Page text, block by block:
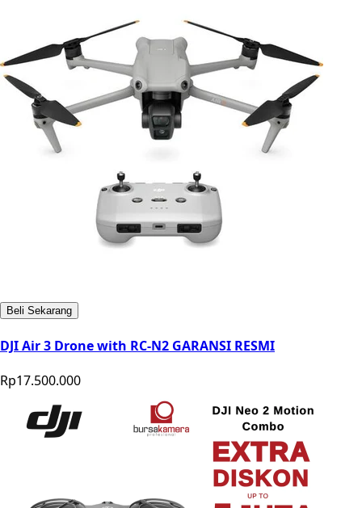
Beli Sekarang
DJI Air 3 Drone with RC-N2 GARANSI RESMI
Rp17.500.000